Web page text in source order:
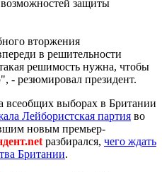
защиты
вторжения
в решительности
решимость нужна, чтобы
- резюмировал президент.
всеобщих выборах в Британии
Лейбористская партия во
новым премьер-
разбирался, чего ждать
Британии.